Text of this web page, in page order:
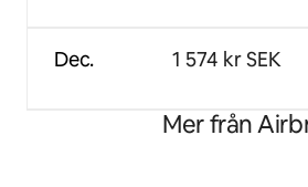
Dec. 1 574 kr SEK
Mer från